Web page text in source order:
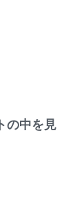
の中を見